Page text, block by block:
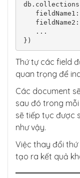
Thứ tự các field
quan trọng để
Các document
sau đó trong
sẽ tiếp tục được
như vậy.
Việc thay đổi
tạo ra kết quả